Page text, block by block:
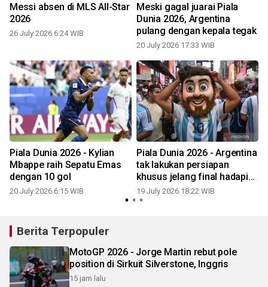
Messi absen di MLS All-Star
2026
26 July 2026 6:24 WIB
Meski gagal juarai Piala
Dunia 2026, Argentina
pulang dengan kepala tegak
20 July 2026 17:33 WIB
Piala Dunia 2026 - Kylian
Mbappe raih Sepatu Emas
dengan 10 gol
20 July 2026 6:15 WIB
Piala Dunia 2026 - Argentina
tak lakukan persiapan
khusus jelang final hadapi
Spanyol
19 July 2026 18:22 WIB
Berita Terpopuler
MotoGP 2026 - Jorge Martin rebut pole
position di Sirkuit Silverstone, Inggris
15 jam lalu